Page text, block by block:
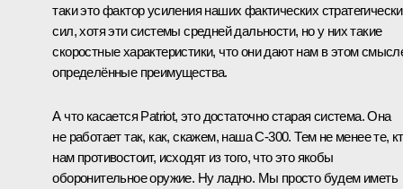
таки это фактор усиления наших фактических
сил, хотя эти системы средней дальности, но у них такие
скоростные характеристики, что они дают нам в этом
определённые преимущества.
А что касается Patriot, это достаточно старая система. Она
не работает так, как, скажем, наша С-300. Тем не менее те,
нам противостоит, исходят из того, что это якобы
оборонительное оружие. Ну ладно. Мы просто будем иметь